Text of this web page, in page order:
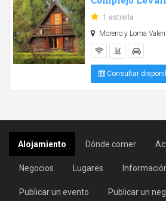
1 estrella
Moreno y Loma
Consultar
Alojamiento Dónde comer
Negocios Lugares
Publicar un evento Publicar un